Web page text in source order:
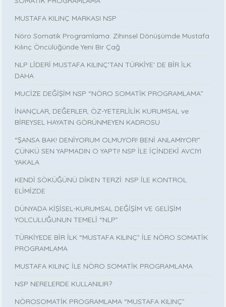
MUSTAFA KILINÇ MARKASI NSP
Nöro Somatik Programlama: Zihinsel Dönüşümde Mustafa
Kılınç Öncülüğünde Yeni Bir Çağ
NLP LİDERİ MUSTAFA KILINÇ'TAN TÜRKİYE' DE BİR İLK
DAHA
MUCİZE DEĞİŞİM NSP “NÖRO SOMATİK PROGRAMLAMA”
İNANÇLAR, DEĞERLER, ÖZ-YETERLİLİK KURUMSAL ve
BİREYSEL HAYATIN GÖRÜNMEYEN KADROSU
“ŞANSA BAK! DENİYORUM OLMUYOR! BENİ ANLAMIYOR!”
ÇÜNKÜ SEN YAPMADIN O YAPTI! NSP İLE İÇİNDEKİ AVCIYI
YAKALA
KENDİ SÖKÜĞÜNÜ DİKEN TERZİ: NSP İLE KONTROL
ELİMİZDE
DÜNYADA KİŞİSEL-KURUMSAL DEĞİŞİM VE GELİŞİM
YOLCULUĞUNUN TEMELİ “NLP”
TÜRKİYEDE BİR İLK “MUSTAFA KILINÇ” İLE NÖRO SOMATİK
PROGRAMLAMA
MUSTAFA KILINÇ İLE NÖRO SOMATİK PROGRAMLAMA
NSP NERELERDE KULLANILIR?
NÖROSOMATİK PROGRAMLAMA “MUSTAFA KILINÇ”